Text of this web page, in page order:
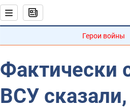
Герои войны
Фактически
ВСУ